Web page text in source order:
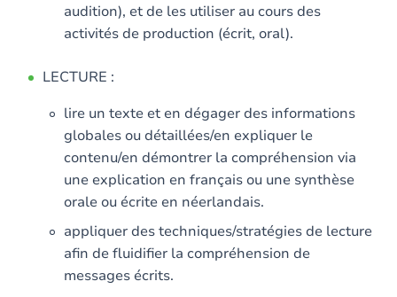
audition), et de les utiliser au cours des
activités de production (écrit, oral).
LECTURE :
lire un texte et en dégager des informations
globales ou détaillées/en expliquer le
contenu/en démontrer la compréhension via
une explication en français ou une synthèse
orale ou écrite en néerlandais.
appliquer des techniques/stratégies de lecture
afin de fluidifier la compréhension de
messages écrits.